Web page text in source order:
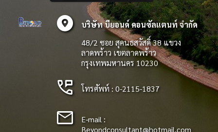
explore_nearby
บริษัท บียอนด์ คอนซัลแตนท์ จำกัด
48/2 ซอย สุคนธสวัสดิ์ 38 แขวง
ลาดพร้าว เขตลาดพร้าว
กรุงเทพมหานคร 10230
perm_phone_msg โทรศัพท์ : 0-2115-1837
mail
E-mail :
Beyondconsultant@hotmail.com